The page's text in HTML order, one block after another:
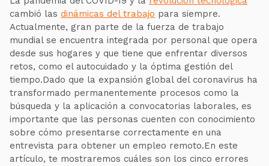
cambió las dinámicas del trabajo para siempre.
Actualmente, gran parte de la fuerza de trabajo
mundial se encuentra integrada por personal que opera
desde sus hogares y que tiene que enfrentar diversos
retos, como el autocuidado y la óptima gestión del
tiempo.Dado que la expansión global del coronavirus ha
transformado permanentemente procesos como la
búsqueda y la aplicación a convocatorias laborales, es
importante que las personas cuenten con conocimiento
sobre cómo presentarse correctamente en una
entrevista para obtener un empleo remoto.En este
artículo, te mostraremos cuáles son los cinco errores